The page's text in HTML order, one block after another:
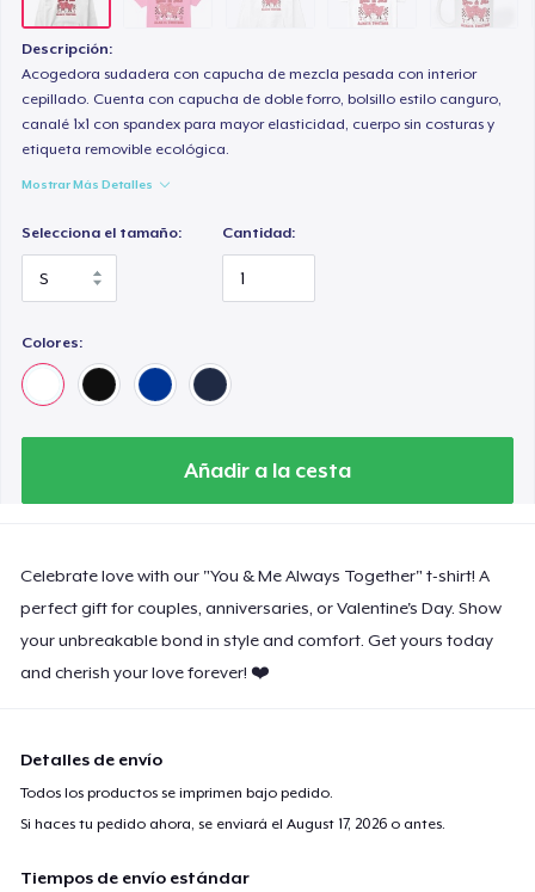
Descripción:
Acogedora sudadera con capucha de mezcla pesada con interior
cepillado. Cuenta con capucha de doble forro, bolsillo estilo canguro,
canalé 1x1 con spandex para mayor elasticidad, cuerpo sin costuras y
etiqueta removible ecológica.
Mostrar Más Detalles
Selecciona el tamaño: Cantidad:
Colores:
Añadir a la cesta
Celebrate love with our "You & Me Always Together" t-shirt! A
perfect gift for couples, anniversaries, or Valentine's Day. Show
your unbreakable bond in style and comfort. Get yours today
and cherish your love forever! ❤️
Detalles de envío
Todos los productos se imprimen bajo pedido.
Si haces tu pedido ahora, se enviará elAugust 17, 2026 o antes.
Tiempos de envío estándar
Next Level 3600 | Premium Ring-Spun Cotton T-Shirt